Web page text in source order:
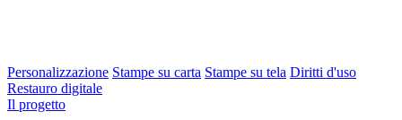
Personalizzazione Stampe su carta Stampe su tela Diritti d'uso
Restauro digitale
Il progetto